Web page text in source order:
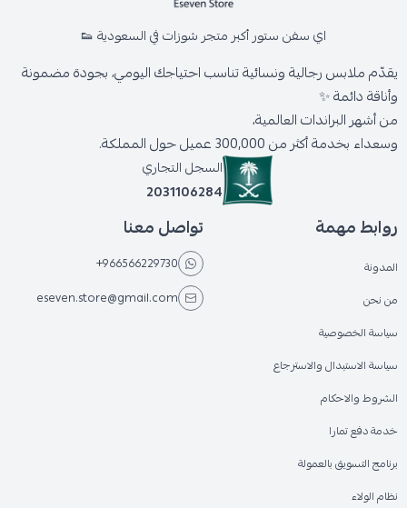
اي سفن ستور أكبر متجر شوزات في السعودية 👟
يقدّم ملابس رجالية ونسائية تناسب احتياجك اليومي، بجودة مضمونة
وأناقة دائمة ✨
من أشهر البراندات العالمية،
وسعداء بخدمة أكثر من 300,000 عميل حول المملكة.
السجل التجاري
2031106284
روابط مهمة
المدونة
من نحن
سياسة الخصوصية
سياسة الاستبدال والاسترجاع
الشروط والاحكام
خدمة دفع تمارا
برنامج التسويق بالعمولة
نظام الولاء
تواصل معنا
+966566229730
eseven.store@gmail.com